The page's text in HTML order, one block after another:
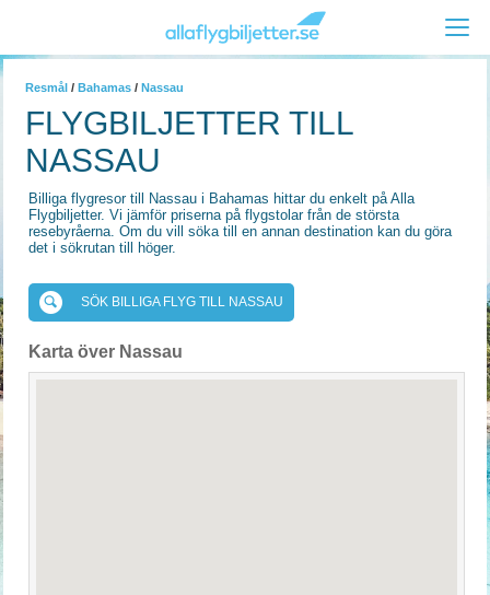
Resmål / Bahamas / Nassau
FLYGBILJETTER TILL
NASSAU
Billiga flygresor till Nassau i Bahamas hittar du enkelt på Alla
Flygbiljetter. Vi jämför priserna på flygstolar från de största
resebyråerna. Om du vill söka till en annan destination kan du göra
det i sökrutan till höger.
SÖK BILLIGA FLYG TILL NASSAU
Karta över Nassau